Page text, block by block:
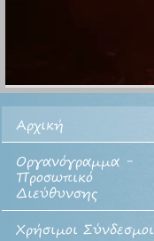
Αρχική
Οργανόγραμμα -
Προσωπικό
Διεύθυνσης
Χρήσιμοι Σύνδεσμοι